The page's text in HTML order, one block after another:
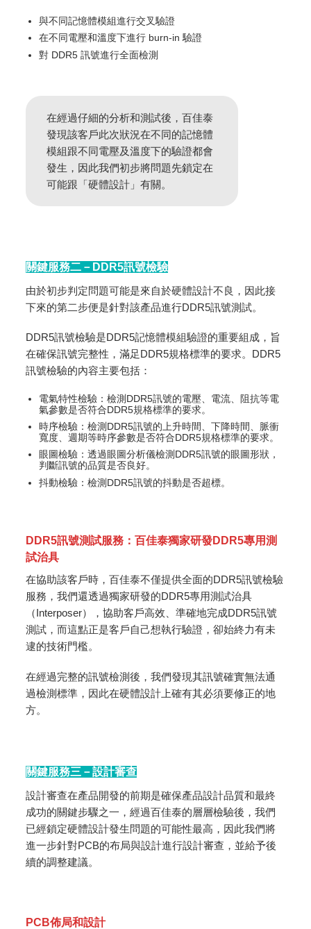
與不同記憶體模組進行交叉驗證
在不同電壓和溫度下進行 burn-in 驗證
對 DDR5 訊號進行全面檢測
在經過仔細的分析和測試後，百佳泰
發現該客戶此次狀況在不同的記憶體
模組跟不同電壓及溫度下的驗證都會
發生，因此我們初步將問題先鎖定在
可能跟「硬體設計」有關。
關鍵服務二－DDR5訊號檢驗
由於初步判定問題可能是來自於硬體設計不良，因此接
下來的第二步便是針對該產品進行DDR5訊號測試。
DDR5訊號檢驗是DDR5記憶體模組驗證的重要組成，旨
在確保訊號完整性，滿足DDR5規格標準的要求。DDR5
訊號檢驗的內容主要包括：
電氣特性檢驗：檢測DDR5訊號的電壓、電流、阻抗等電
氣參數是否符合DDR5規格標準的要求。
時序檢驗：檢測DDR5訊號的上升時間、下降時間、脈衝
寬度、週期等時序參數是否符合DDR5規格標準的要求。
眼圖檢驗：透過眼圖分析儀檢測DDR5訊號的眼圖形狀，
判斷訊號的品質是否良好。
抖動檢驗：檢測DDR5訊號的抖動是否超標。
DDR5訊號測試服務：百佳泰獨家研發DDR5專用測
試治具
在協助該客戶時，百佳泰不僅提供全面的DDR5訊號檢驗
服務，我們還透過獨家研發的DDR5專用測試治具
（Interposer），協助客戶高效、準確地完成DDR5訊號
測試，而這點正是客戶自己想執行驗證，卻始終力有未
逮的技術門檻。
在經過完整的訊號檢測後，我們發現其訊號確實無法通
過檢測標準，因此在硬體設計上確有其必須要修正的地
方。
關鍵服務三－設計審查
設計審查在產品開發的前期是確保產品設計品質和最終
成功的關鍵步驟之一，經過百佳泰的層層檢驗後，我們
已經鎖定硬體設計發生問題的可能性最高，因此我們將
進一步針對PCB的布局與設計進行設計審查，並給予後
續的調整建議。
PCB佈局和設計